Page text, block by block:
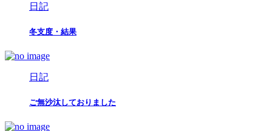
日記
冬支度・結果
日記
ご無沙汰しておりました